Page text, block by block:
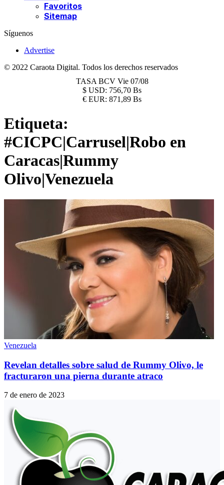
Favoritos
Sitemap
Síguenos
Advertise
© 2022 Caraota Digital. Todos los derechos reservados
TASA BCV Vie 07/08
$ USD: 756,70 Bs
€ EUR: 871,89 Bs
Etiqueta:
#CICPC|Carrusel|Robo en
Caracas|Rummy
Olivo|Venezuela
Venezuela
Revelan detalles sobre salud de Rummy Olivo, le
fracturaron una pierna durante atraco
7 de enero de 2023